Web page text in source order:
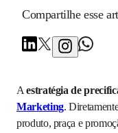
Compartilhe esse
Aestratégia de
Marketing.
produto, praça e